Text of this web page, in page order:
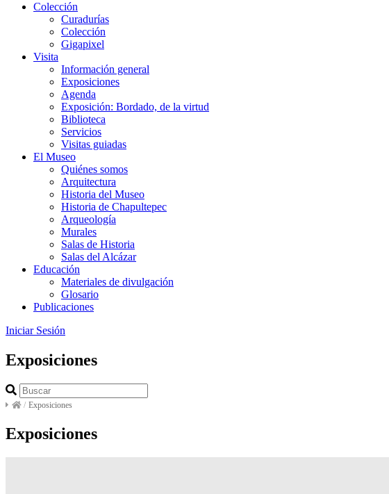
Colección
Curadurías
Colección
Gigapixel
Visita
Información general
Exposiciones
Agenda
Exposición: Bordado, de la virtud
Biblioteca
Servicios
Visitas guiadas
El Museo
Quiénes somos
Arquitectura
Historia del Museo
Historia de Chapultepec
Arqueología
Murales
Salas de Historia
Salas del Alcázar
Educación
Materiales de divulgación
Glosario
Publicaciones
Iniciar Sesión
Exposiciones
/ Exposiciones
Exposiciones